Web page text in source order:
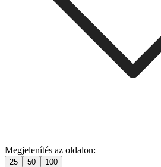
Megjelenítés az oldalon:
25 50 100